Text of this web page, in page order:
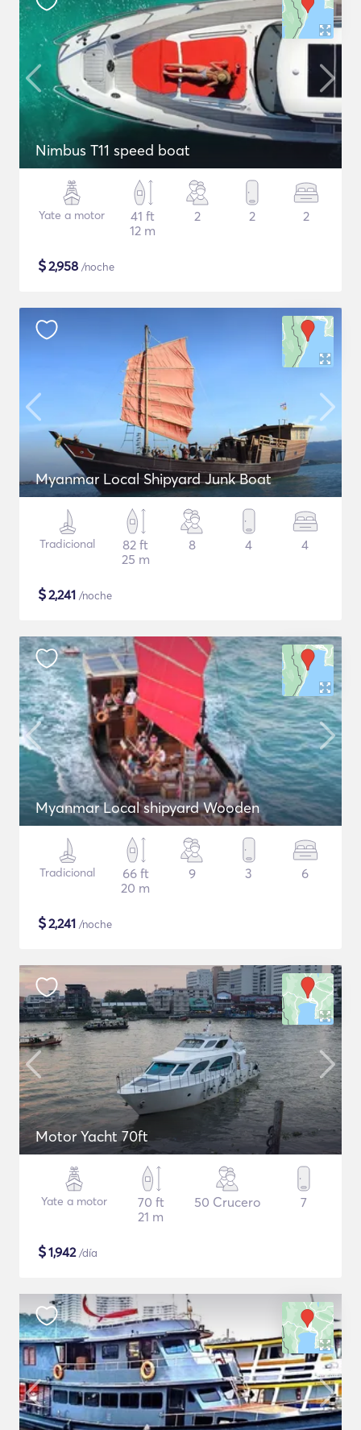
Nimbus T11 speed boat
Yate a motor
41 ft
12 m
2 2 2
$2,958 /noche
Myanmar Local Shipyard Junk Boat
Tradicional
82 ft
25 m
8 4 4
$2,241 /noche
Myanmar Local shipyard Wooden
Tradicional
66 ft
20 m
9 3 6
$2,241 /noche
Motor Yacht 70ft
Yate a motor
70 ft
21 m
50 Crucero 7
$1,942/día